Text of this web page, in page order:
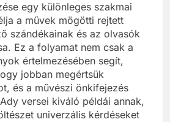
egy különleges szakmai
a művek mögötti rejtett
szándékainak és az olvasók
Ez a folyamat nem csak a
értelmezésében segít,
jobban megértsük
és a művészi önkifejezés
versei kiváló példái annak,
univerzális kérdéseket